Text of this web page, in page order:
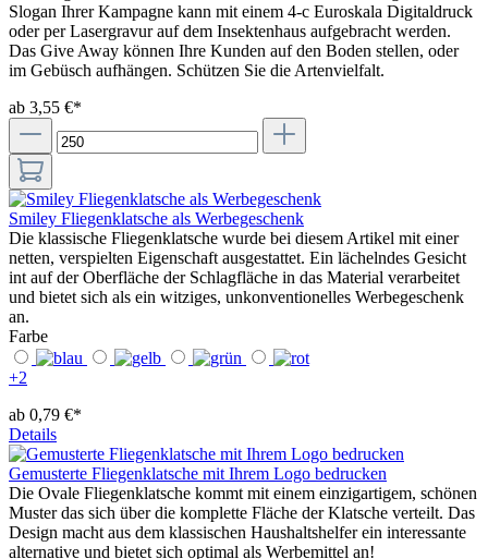
Slogan Ihrer Kampagne kann mit einem 4-c Euroskala Digitaldruck
oder per Lasergravur auf dem Insektenhaus aufgebracht werden.
Das Give Away können Ihre Kunden auf den Boden stellen, oder
im Gebüsch aufhängen. Schützen Sie die Artenvielfalt.
ab 3,55 €*
Smiley Fliegenklatsche als Werbegeschenk
Die klassische Fliegenklatsche wurde bei diesem Artikel mit einer
netten, verspielten Eigenschaft ausgestattet. Ein lächelndes Gesicht
int auf der Oberfläche der Schlagfläche in das Material verarbeitet
und bietet sich als ein witziges, unkonventionelles Werbegeschenk
an.
Farbe
+2
ab 0,79 €*
Details
Gemusterte Fliegenklatsche mit Ihrem Logo bedrucken
Die Ovale Fliegenklatsche kommt mit einem einzigartigem, schönen
Muster das sich über die komplette Fläche der Klatsche verteilt. Das
Design macht aus dem klassischen Haushaltshelfer ein interessante
alternative und bietet sich optimal als Werbemittel an!